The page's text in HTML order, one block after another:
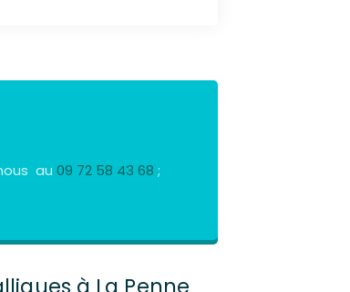
au 09 72 58 43 68 ;